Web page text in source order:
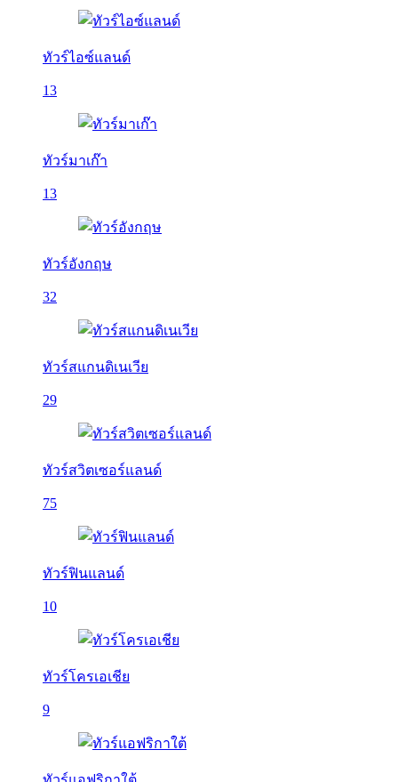
ทัวร์ไอซ์แลนด์
13
ทัวร์มาเก๊า
13
ทัวร์อังกฤษ
32
ทัวร์สแกนดิเนเวีย
29
ทัวร์สวิตเซอร์แลนด์
75
ทัวร์ฟินแลนด์
10
ทัวร์โครเอเชีย
9